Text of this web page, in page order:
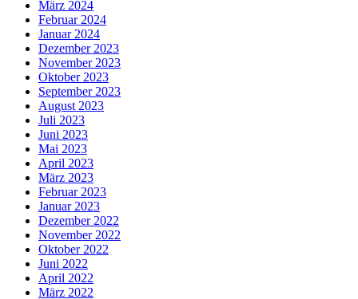
März 2024
Februar 2024
Januar 2024
Dezember 2023
November 2023
Oktober 2023
September 2023
August 2023
Juli 2023
Juni 2023
Mai 2023
April 2023
März 2023
Februar 2023
Januar 2023
Dezember 2022
November 2022
Oktober 2022
Juni 2022
April 2022
März 2022